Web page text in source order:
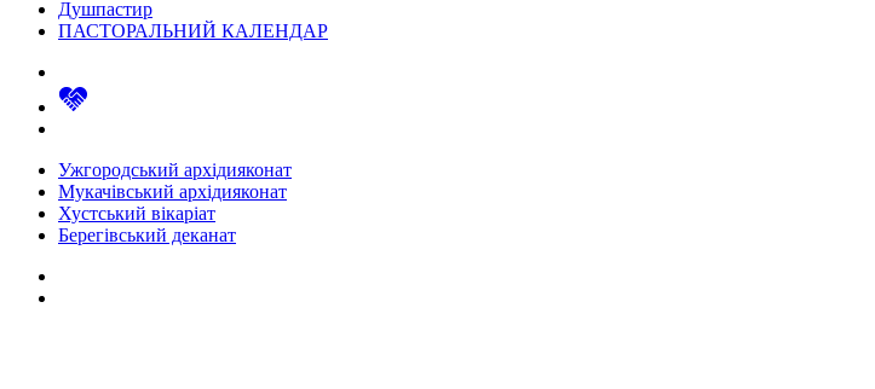
Душпастир
ПАСТОРАЛЬНИЙ КАЛЕНДАР
Ужгородський архідияконат
Мукачівський архідияконат
Хустський вікаріат
Берегівський деканат